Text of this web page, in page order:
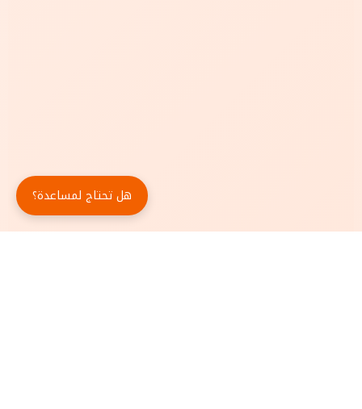
هل تحتاج لمساعدة؟